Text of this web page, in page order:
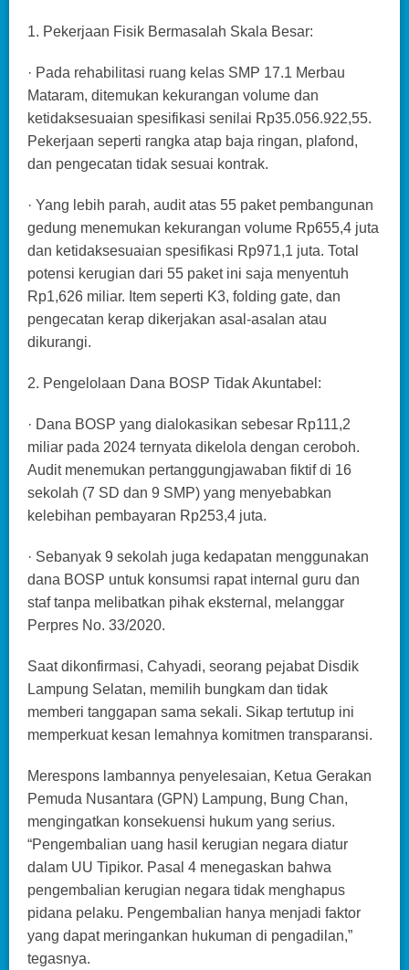
1. Pekerjaan Fisik Bermasalah Skala Besar:
· Pada rehabilitasi ruang kelas SMP 17.1 Merbau
Mataram, ditemukan kekurangan volume dan
ketidaksesuaian spesifikasi senilai Rp35.056.922,55.
Pekerjaan seperti rangka atap baja ringan, plafond,
dan pengecatan tidak sesuai kontrak.
· Yang lebih parah, audit atas 55 paket pembangunan
gedung menemukan kekurangan volume Rp655,4 juta
dan ketidaksesuaian spesifikasi Rp971,1 juta. Total
potensi kerugian dari 55 paket ini saja menyentuh
Rp1,626 miliar. Item seperti K3, folding gate, dan
pengecatan kerap dikerjakan asal-asalan atau
dikurangi.
2. Pengelolaan Dana BOSP Tidak Akuntabel:
· Dana BOSP yang dialokasikan sebesar Rp111,2
miliar pada 2024 ternyata dikelola dengan ceroboh.
Audit menemukan pertanggungjawaban fiktif di 16
sekolah (7 SD dan 9 SMP) yang menyebabkan
kelebihan pembayaran Rp253,4 juta.
· Sebanyak 9 sekolah juga kedapatan menggunakan
dana BOSP untuk konsumsi rapat internal guru dan
staf tanpa melibatkan pihak eksternal, melanggar
Perpres No. 33/2020.
Saat dikonfirmasi, Cahyadi, seorang pejabat Disdik
Lampung Selatan, memilih bungkam dan tidak
memberi tanggapan sama sekali. Sikap tertutup ini
memperkuat kesan lemahnya komitmen transparansi.
Merespons lambannya penyelesaian, Ketua Gerakan
Pemuda Nusantara (GPN) Lampung, Bung Chan,
mengingatkan konsekuensi hukum yang serius.
“Pengembalian uang hasil kerugian negara diatur
dalam UU Tipikor. Pasal 4 menegaskan bahwa
pengembalian kerugian negara tidak menghapus
pidana pelaku. Pengembalian hanya menjadi faktor
yang dapat meringankan hukuman di pengadilan,”
tegasnya.